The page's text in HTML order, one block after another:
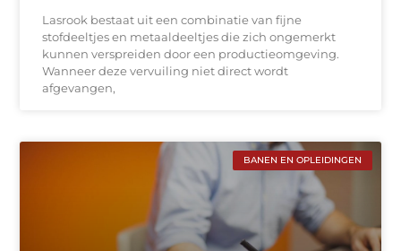
Lasrook bestaat uit een combinatie van fijne
stofdeeltjes en metaaldeeltjes die zich ongemerkt
kunnen verspreiden door een productieomgeving.
Wanneer deze vervuiling niet direct wordt
afgevangen,
BANEN EN OPLEIDINGEN